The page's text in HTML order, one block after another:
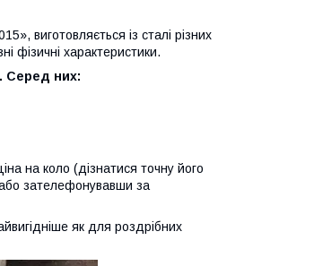
виготовляється із сталі різних
фізичні характеристики.
Серед них:
на коло (дізнатися точну його
зателефонувавши за
як для роздрібних